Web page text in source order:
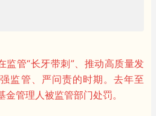
监管“长牙带刺”、推动高质量发
监管、严问责的时期。去年至
管理人被监管部门处罚。